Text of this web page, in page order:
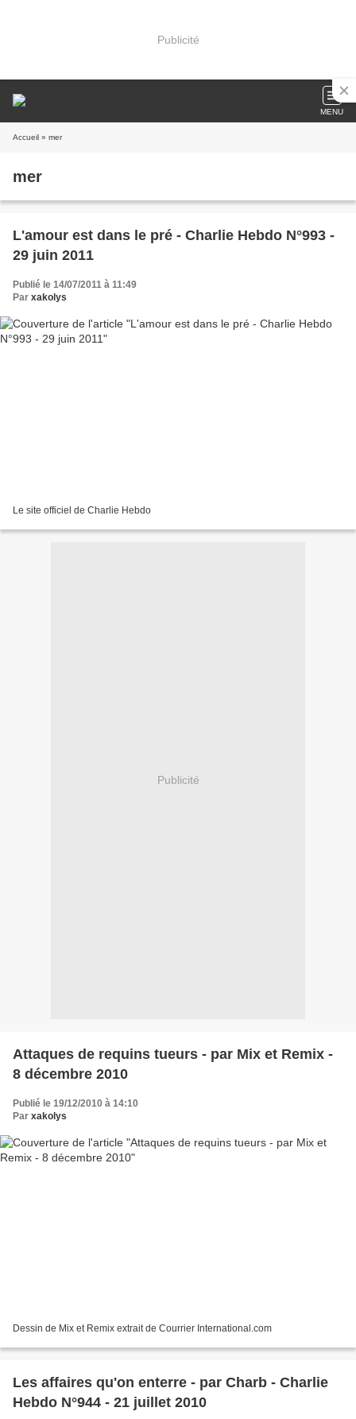
Publicité
MENU
Accueil » mer
mer
L'amour est dans le pré - Charlie Hebdo N°993 -
29 juin 2011
Publié le 14/07/2011 à 11:49
Par xakolys
Le site officiel de Charlie Hebdo
Publicité
Attaques de requins tueurs - par Mix et Remix -
8 décembre 2010
Publié le 19/12/2010 à 14:10
Par xakolys
Dessin de Mix et Remix extrait de Courrier International.com
Les affaires qu'on enterre - par Charb - Charlie
Hebdo N°944 - 21 juillet 2010